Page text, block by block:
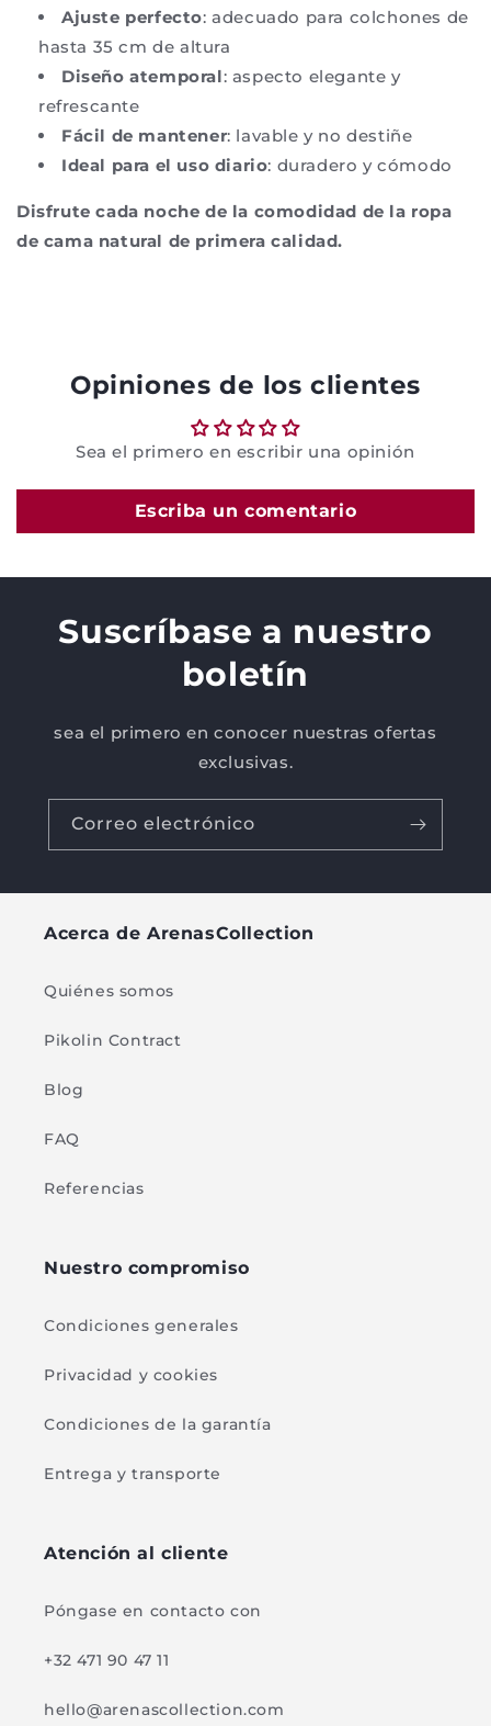
Ajuste perfecto: adecuado para colchones de
hasta 35 cm de altura
Diseño atemporal: aspecto elegante y
refrescante
Fácil de mantener: lavable y no destiñe
Ideal para el uso diario: duradero y cómodo
Disfrute cada noche de la comodidad de la ropa
de cama natural de primera calidad.
Opiniones de los clientes
Sea el primero en escribir una opinión
Escriba un comentario
Suscríbase a nuestro
boletín
sea el primero en conocer nuestras ofertas
exclusivas.
Correo electrónico
Acerca de ArenasCollection
Quiénes somos
Pikolin Contract
Blog
FAQ
Referencias
Nuestro compromiso
Condiciones generales
Privacidad y cookies
Condiciones de la garantía
Entrega y transporte
Atención al cliente
Póngase en contacto con
+32 471 90 47 11
hello@arenascollection.com